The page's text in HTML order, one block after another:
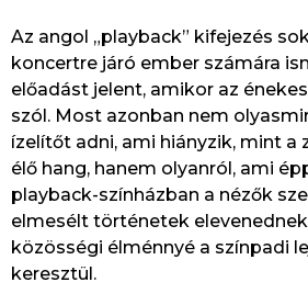
Az angol „playback” kifejezés
koncertre járó ember számára
előadást jelent, amikor az
szól. Most azonban nem
ízelítőt adni, ami hiányzik, mint a
élő hang, hanem olyanról, ami
playback-színházban a nézők
elmesélt történetek
közösségi élménnyé a színpadi
keresztül.